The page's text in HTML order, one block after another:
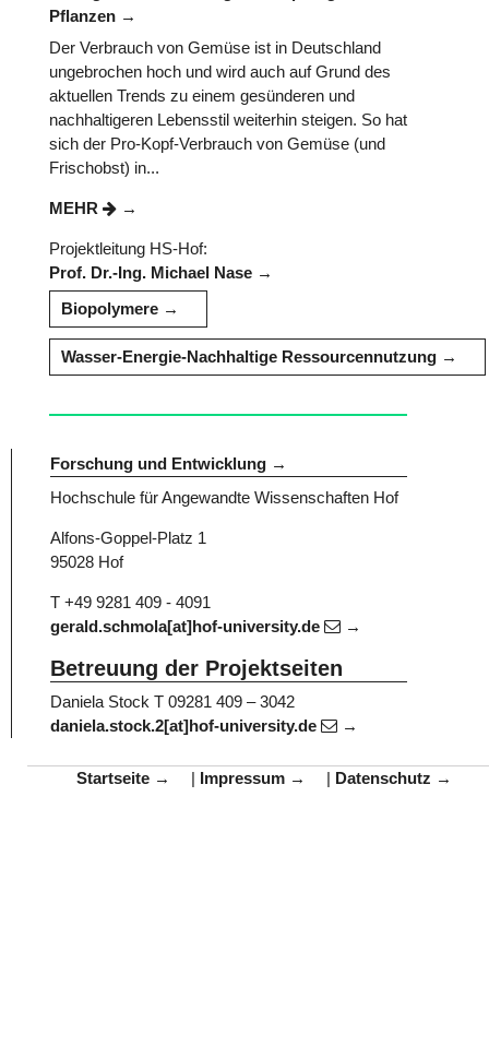
Pflanzen
Der Verbrauch von Gemüse ist in Deutschland
ungebrochen hoch und wird auch auf Grund des
aktuellen Trends zu einem gesünderen und
nachhaltigeren Lebensstil weiterhin steigen. So hat
sich der Pro-Kopf-Verbrauch von Gemüse (und
Frischobst) in...
MEHR
Projektleitung HS-Hof:
Prof. Dr.-Ing. Michael Nase
Biopolymere
Wasser-Energie-Nachhaltige Ressourcennutzung
Forschung und Entwicklung
Hochschule für Angewandte Wissenschaften Hof
Alfons-Goppel-Platz 1
95028 Hof
T +49 9281 409 - 4091
gerald.schmola[at]hof-university.de
Betreuung der Projektseiten
Daniela Stock T 09281 409 – 3042
daniela.stock.2[at]hof-university.de
Startseite | Impressum | Datenschutz